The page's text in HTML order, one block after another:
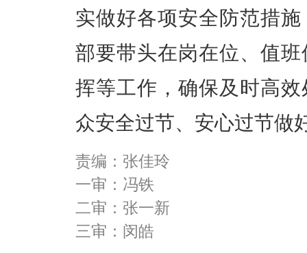
实做好各项安全防范措
部要带头在岗在位、值
挥等工作，确保及时高
众安全过节、安心过节做
责编：张佳玲
一审：冯铁
二审：张一新
三审：闵皓